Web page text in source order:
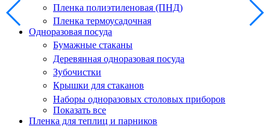
Пленка полиэтиленовая (ПНД)
Пленка термоусадочная
Одноразовая посуда
Бумажные стаканы
Деревянная одноразовая посуда
Зубочистки
Крышки для стаканов
Наборы одноразовых столовых приборов
Показать все
Пленка для теплиц и парников